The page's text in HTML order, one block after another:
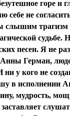
горе и
себе не
трагизм
судьбе.
песен. Я не
Герман,
ни у кого не
в исполнении
мудрость,